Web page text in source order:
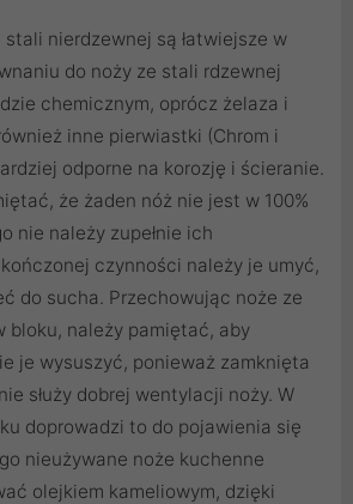
nierdzewnej są łatwiejsze w
do noży ze stali rdzewnej
chemicznym, oprócz żelaza i
inne pierwiastki (Chrom i
odporne na korozję i ścieranie.
że żaden nóż nie jest w 100%
nie należy zupełnie ich
czynności należy je umyć,
do sucha. Przechowując noże ze
bloku, należy pamiętać, aby
je wysuszyć, ponieważ zamknięta
służy dobrej wentylacji noży. W
doprowadzi to do pojawienia się
nieużywane noże kuchenne
olejkiem kameliowym, dzięki